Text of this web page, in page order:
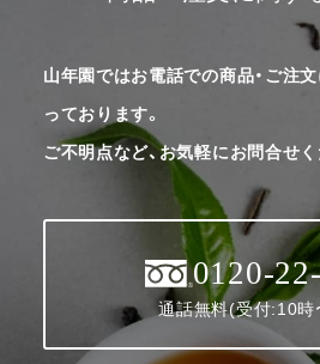
山年園ではお電話での商品・ご注
っております。
ご不明点など、お気軽にお問合せ
0120-
通話無料(受付:10時